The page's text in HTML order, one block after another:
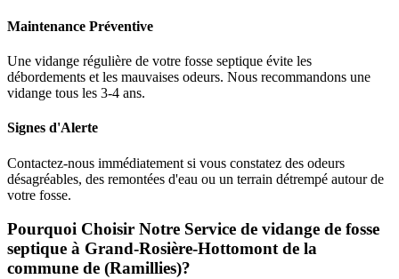
Maintenance Préventive
Une vidange régulière de votre fosse septique évite les
débordements et les mauvaises odeurs. Nous recommandons une
vidange tous les 3-4 ans.
Signes d'Alerte
Contactez-nous immédiatement si vous constatez des odeurs
désagréables, des remontées d'eau ou un terrain détrempé autour de
votre fosse.
Pourquoi Choisir Notre Service de vidange de fosse
septique à Grand-Rosière-Hottomont de la
commune de (Ramillies)?